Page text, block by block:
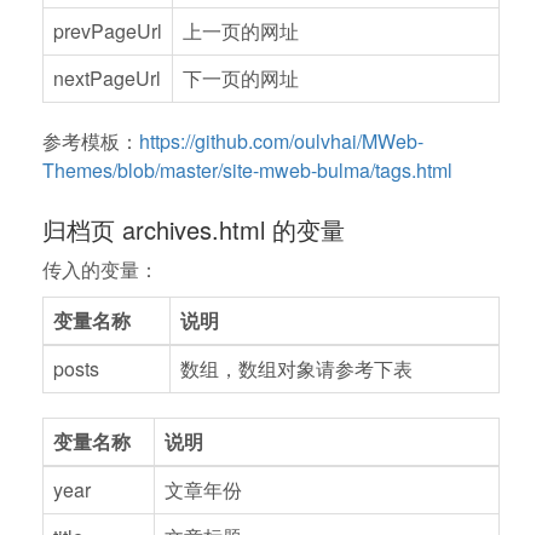
prevPageUrl
上一页的网址
nextPageUrl
下一页的网址
参考模板： https://github.com/oulvhai/MWeb-
Themes/blob/master/site-mweb-bulma/tags.html
归档页 archives.html 的变量
传入的变量：
变量名称
说明
posts
数组，数组对象请参考下表
变量名称
说明
year
文章年份